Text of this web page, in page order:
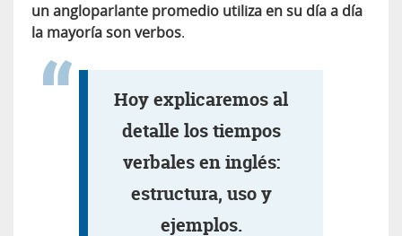
un angloparlante promedio utiliza en su día a día
la mayoría son verbos.
Hoy explicaremos al
detalle los tiempos
verbales en inglés:
estructura, uso y
ejemplos.